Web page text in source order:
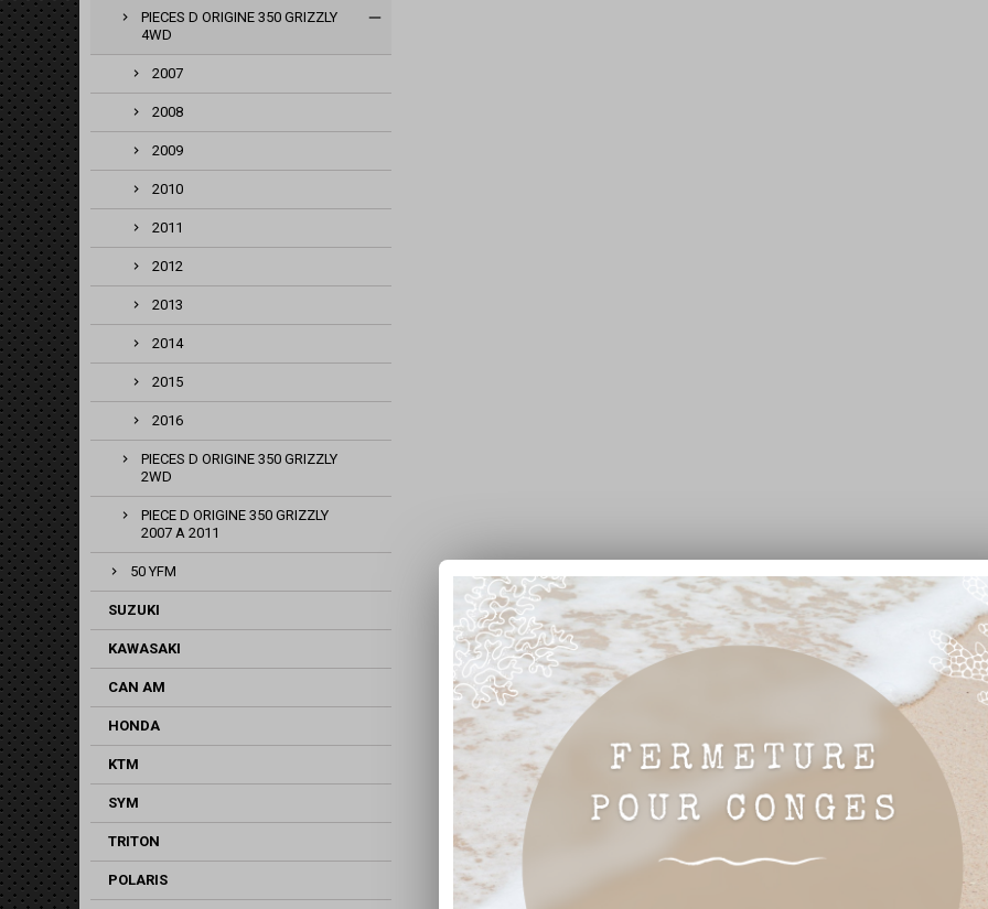
PIECES D ORIGINE 350 GRIZZLY
4WD
2007
2008
2009
2010
2011
2012
2013
2014
2015
2016
PIECES D ORIGINE 350 GRIZZLY
2WD
PIECE D ORIGINE 350 GRIZZLY
2007 A 2011
50 YFM
SUZUKI
KAWASAKI
CAN AM
HONDA
KTM
SYM
TRITON
POLARIS